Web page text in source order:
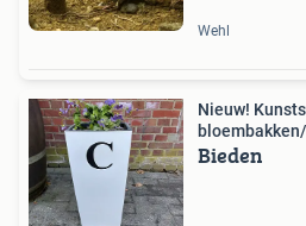
Wehl
Nieuw!
Bieden